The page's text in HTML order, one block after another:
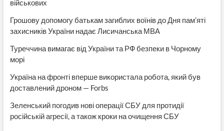
військових
Грошову допомогу батькам загиблих воїнів до Дня пам’яті
захисників України надає Лисичанська МВА
Туреччина вимагає від України та РФ безпеки в Чорному
морі
Україна на фронті вперше використала робота, який був
доставлений дроном — Forbs
Зеленський погодив нові операції СБУ для протидії
російській агресії, а також кроки на очищення СБУ